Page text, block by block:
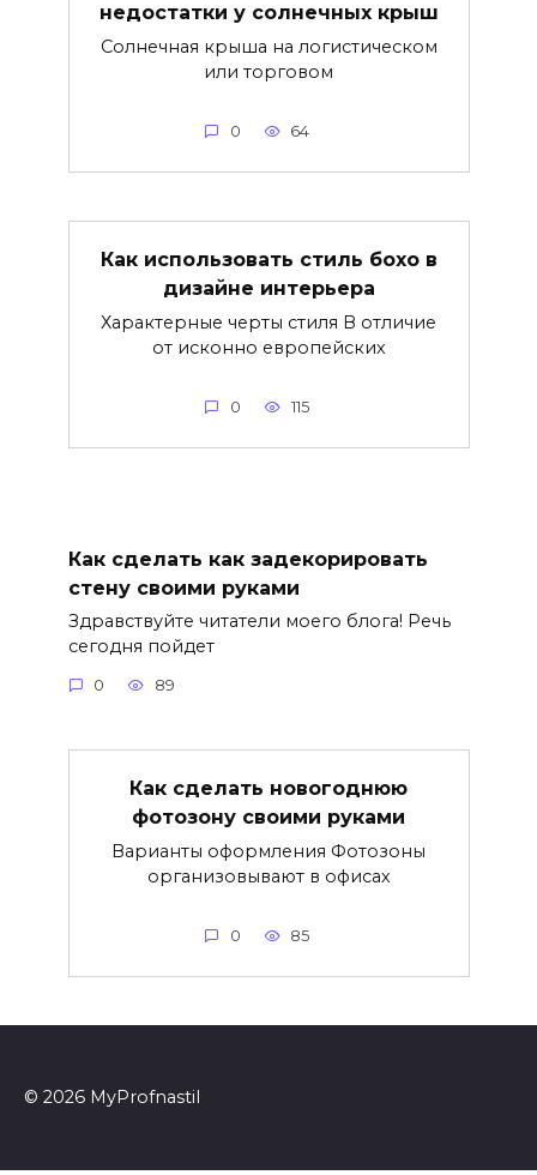
недостатки у солнечных крыш
Солнечная крыша на логистическом
или торговом
0 64
Как использовать стиль бохо в
дизайне интерьера
Характерные черты стиля В отличие
от исконно европейских
0 115
Как сделать как задекорировать
стену своими руками
Здравствуйте читатели моего блога! Речь
сегодня пойдет
0 89
Как сделать новогоднюю
фотозону своими руками
Варианты оформления Фотозоны
организовывают в офисах
0 85
© 2026 MyProfnastil